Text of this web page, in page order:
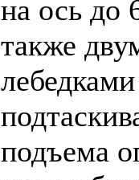
на ось до
также
подъема